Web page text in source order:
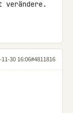
verändere.
30 16:06#4811816